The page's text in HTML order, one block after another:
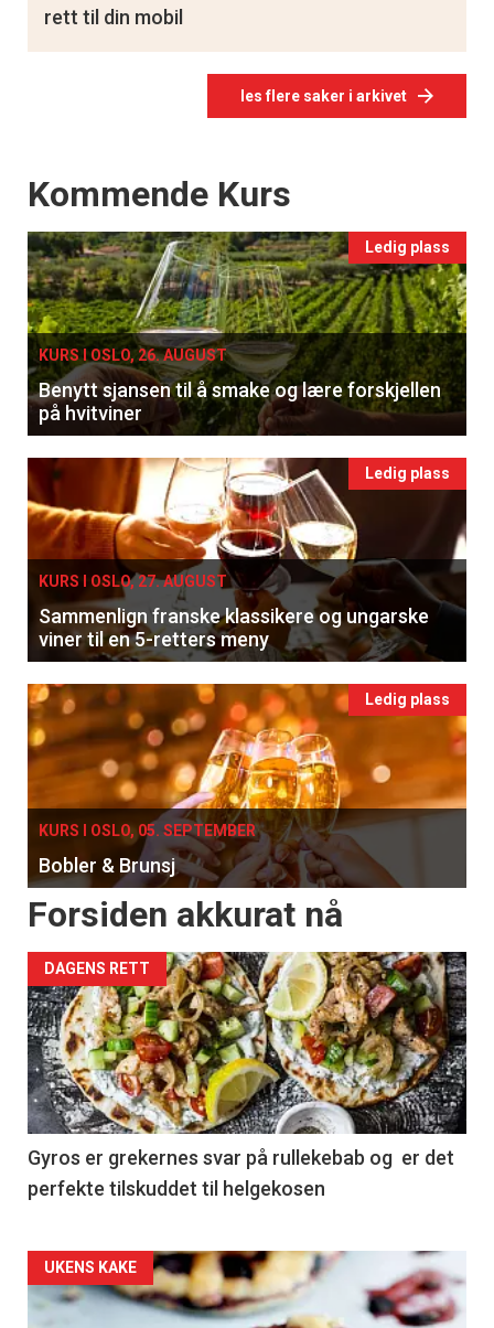
les flere saker i arkivet
rett til din mobil
Events
Kommende Kurs
Ledig plass
KURS I OSLO, 26. AUGUST
Benytt sjansen til å smake og lære forskjellen
på hvitviner
Ledig plass
KURS I OSLO, 27. AUGUST
Sammenlign franske klassikere og ungarske
viner til en 5-retters meny
Ledig plass
KURS I OSLO, 05. SEPTEMBER
Bobler & Brunsj
Forsiden akkurat nå
DAGENS RETT
Gyros er grekernes svar på rullekebab og er det
perfekte tilskuddet til helgekosen
Forsiden
akkurat
UKENS KAKE